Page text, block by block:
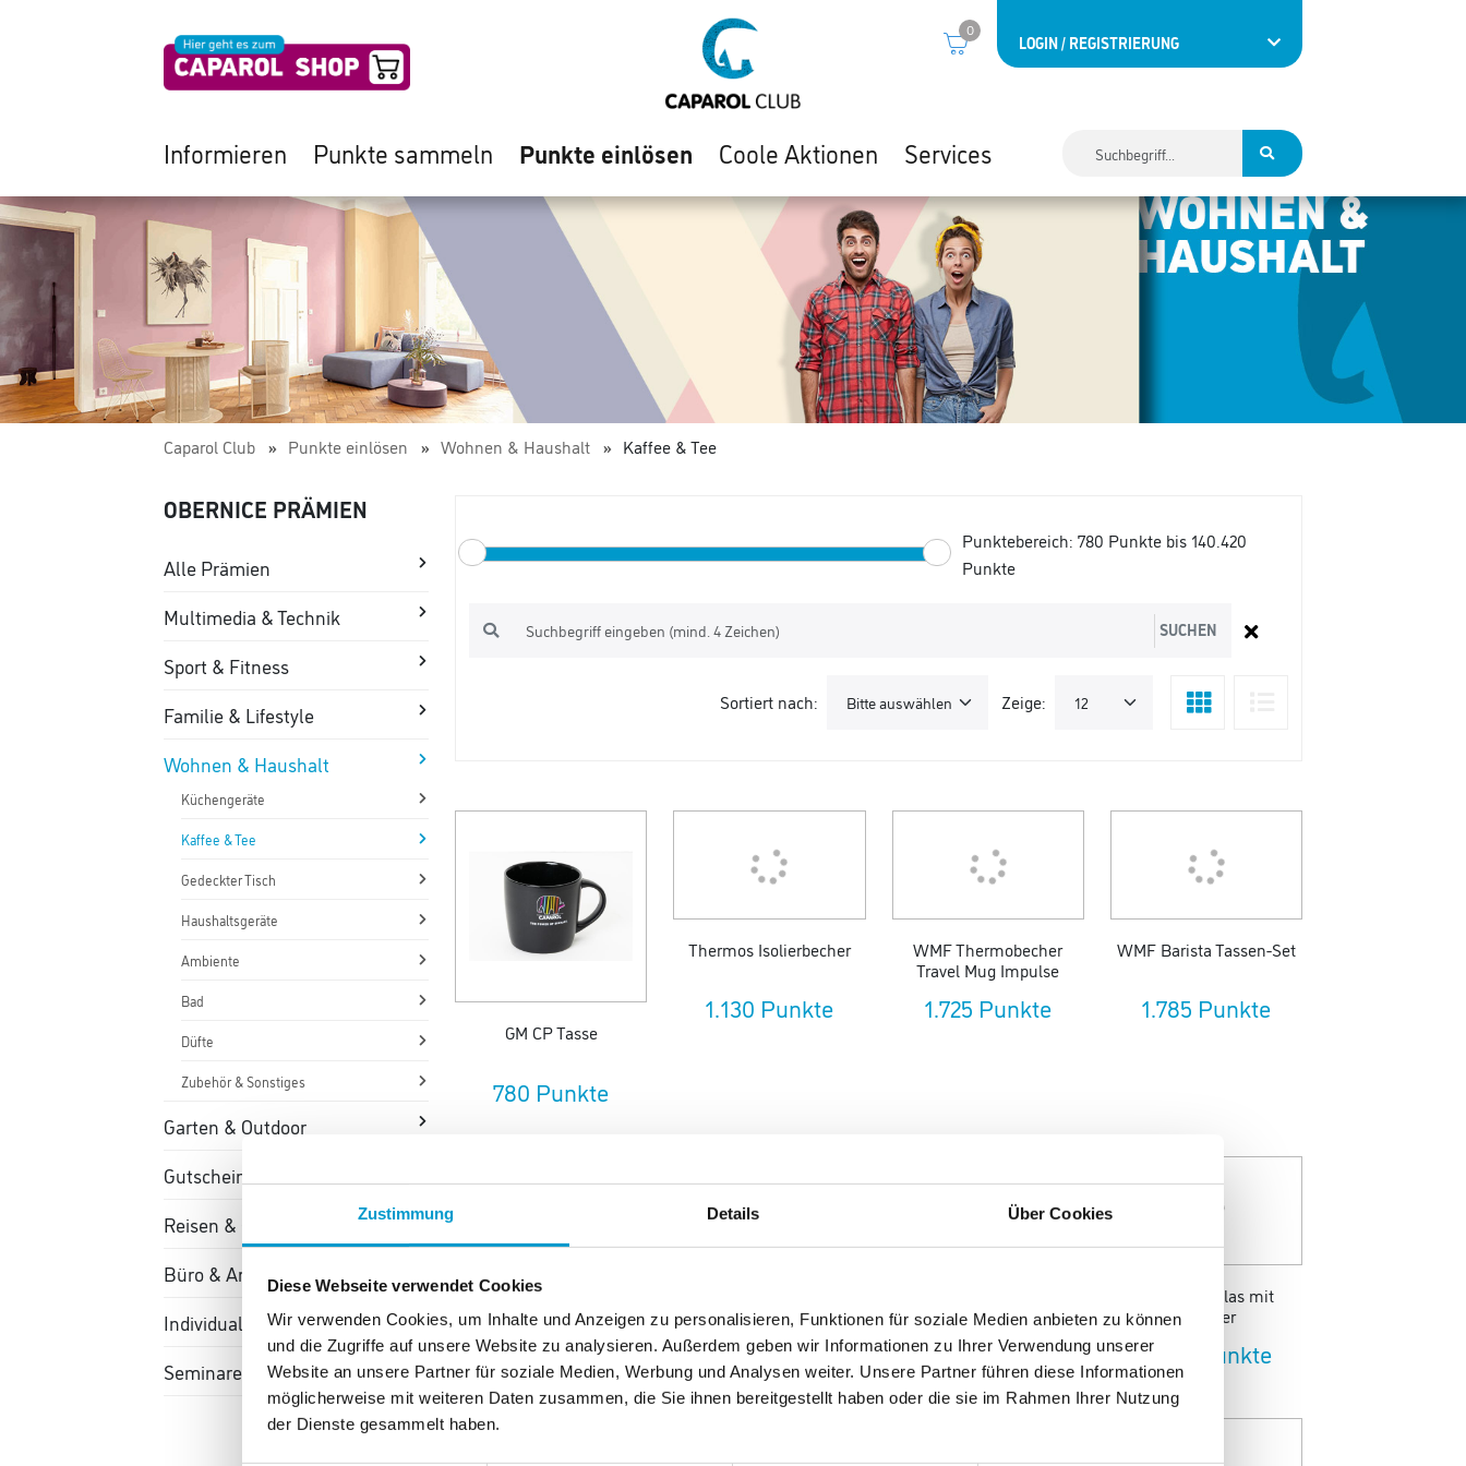
Zustimmung Details Über Cookies
Diese Webseite verwendet Cookies
Wir verwenden Cookies, um Inhalte und Anzeigen zu personalisieren, Funktionen für soziale Medien anbieten zu können
und die Zugriffe auf unsere Website zu analysieren. Außerdem geben wir Informationen zu Ihrer Verwendung unserer
Website an unsere Partner für soziale Medien, Werbung und Analysen weiter. Unsere Partner führen diese Informationen
möglicherweise mit weiteren Daten zusammen, die Sie ihnen bereitgestellt haben oder die sie im Rahmen Ihrer Nutzung
der Dienste gesammelt haben.
0
LOGIN / REGISTRIERUNG
Informieren Punkte sammeln Punkte einlösen Coole Aktionen Services
Caparol Club Punkte einlösen Wohnen & Haushalt Kaffee & Tee
OBERNICE PRÄMIEN
Alle Prämien
Multimedia & Technik
Sport & Fitness
Familie & Lifestyle
Wohnen & Haushalt
Küchengeräte
Kaffee & Tee
Gedeckter Tisch
Haushaltsgeräte
Ambiente
Bad
Düfte
Zubehör & Sonstiges
Garten & Outdoor
Gutscheine & Erlebniswelten
Reisen & Gepäck
Büro & Arbeitsmittel
Individualisierbare Prämien
Seminare
Punktebereich:780 Punkte bis 140.420
Punkte
SUCHEN
Sortiert nach: Zeige:
GM CP Tasse
780 Punkte
Thermos Isolierbecher
1.130 Punkte
WMF Thermobecher
Travel Mug Impulse
1.725 Punkte
WMF Barista Tassen-Set
1.785 Punkte
THERMOS Isoliertasse
Longlife Cup
1.785 Punkte
go
1.960 Punkte
Bomb
1.995 Punkte
AdHoc Teeglas mit
Teefilter
1.995 Punkte
Neu